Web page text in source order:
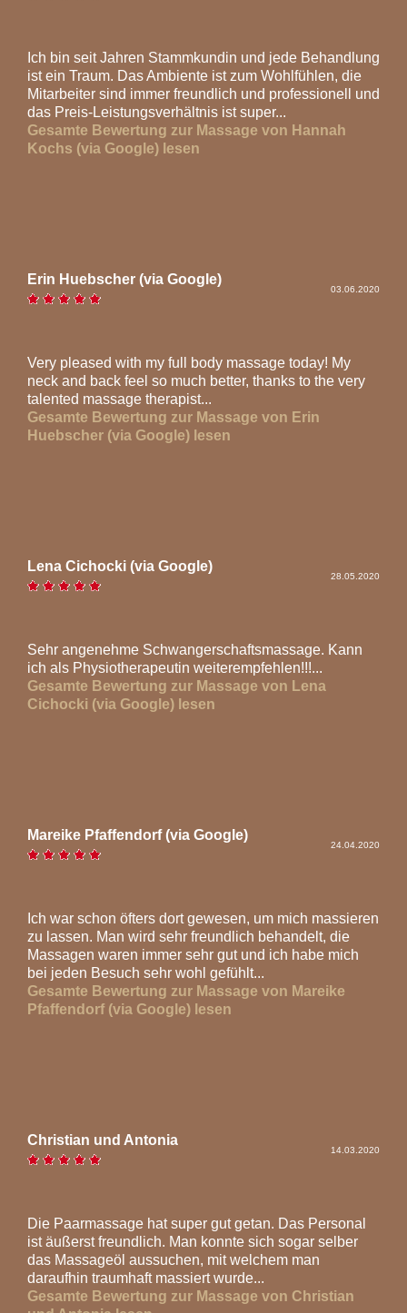
Ich bin seit Jahren Stammkundin und jede Behandlung
ist ein Traum. Das Ambiente ist zum Wohlfühlen, die
Mitarbeiter sind immer freundlich und professionell und
das Preis-Leistungsverhältnis ist super...
Gesamte Bewertung zur Massage von Hannah
Kochs (via Google) lesen
Erin Huebscher (via Google)
03.06.2020
Very pleased with my full body massage today! My
neck and back feel so much better, thanks to the very
talented massage therapist...
Gesamte Bewertung zur Massage von Erin
Huebscher (via Google) lesen
Lena Cichocki (via Google)
28.05.2020
Sehr angenehme Schwangerschaftsmassage. Kann
ich als Physiotherapeutin weiterempfehlen!!!...
Gesamte Bewertung zur Massage von Lena
Cichocki (via Google) lesen
Mareike Pfaffendorf (via Google)
24.04.2020
Ich war schon öfters dort gewesen, um mich massieren
zu lassen. Man wird sehr freundlich behandelt, die
Massagen waren immer sehr gut und ich habe mich
bei jeden Besuch sehr wohl gefühlt...
Gesamte Bewertung zur Massage von Mareike
Pfaffendorf (via Google) lesen
Christian und Antonia
14.03.2020
Die Paarmassage hat super gut getan. Das Personal
ist äußerst freundlich. Man konnte sich sogar selber
das Massageöl aussuchen, mit welchem man
daraufhin traumhaft massiert wurde...
Gesamte Bewertung zur Massage von Christian